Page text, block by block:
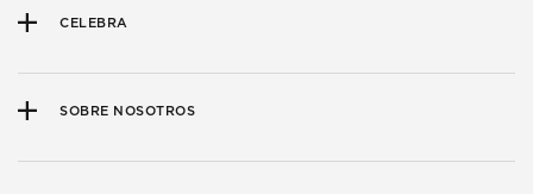
CELEBRA
SOBRE NOSOTROS